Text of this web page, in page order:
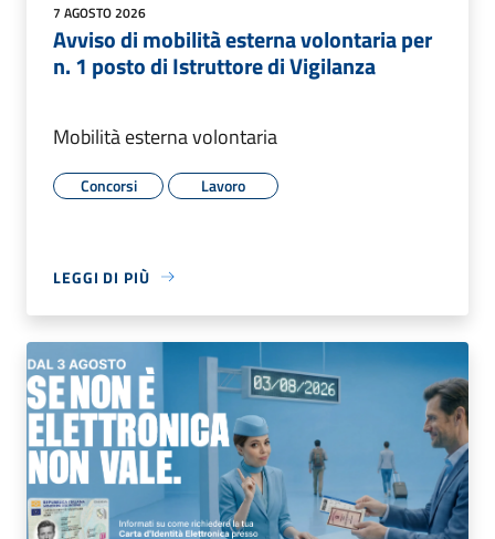
7 AGOSTO 2026
Avviso di mobilità esterna volontaria per
n. 1 posto di Istruttore di Vigilanza
Mobilità esterna volontaria
Concorsi Lavoro
LEGGI DI PIÙ